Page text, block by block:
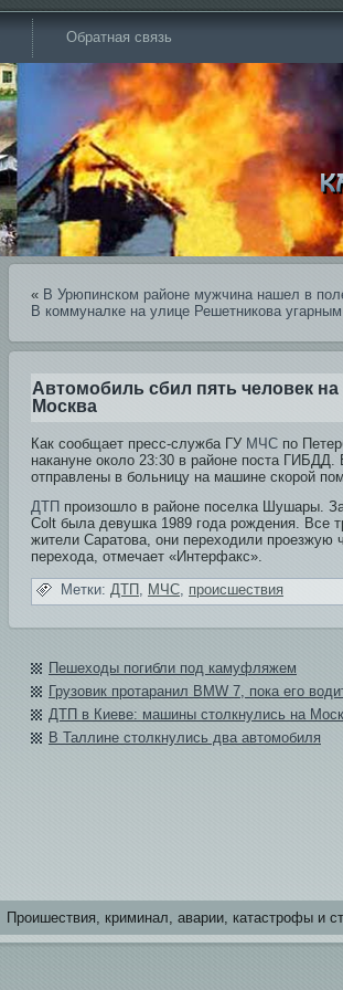
Обратная связь
« В Урюпинском районе мужчина нашел в
В коммуналке на улице Решетникова
Автомобиль сбил пять человек
Москва
Как сообщает пресс-служба ГУ МЧС по
накануне около 23:30 в районе поста
отправлены в больницу на машине скорой
ДТП произошло в районе поселка Шушары.
Colt была девушка 1989 года рождения. Все
жители Саратова, они переходи­ли проезжую
перехода, отмечает «Интерфакс».
Метки: ДТП , МЧС, происшестви­я
Пешеходы погибли под камуфляжем
Грузови­к протаранил BMW 7, пока его
ДТП в Киеве: машины столкнулись на
В Таллине столкнулись два автомобиля
Проишестви­я, криминал, аварии, катастрофы и